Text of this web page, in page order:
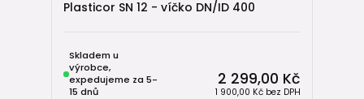
Plasticor SN 12 - víčko DN/ID 400
2 299,00 Kč
1 900,00 Kč bez DPH
Skladem u
výrobce,
expedujeme za 5-
15 dnů